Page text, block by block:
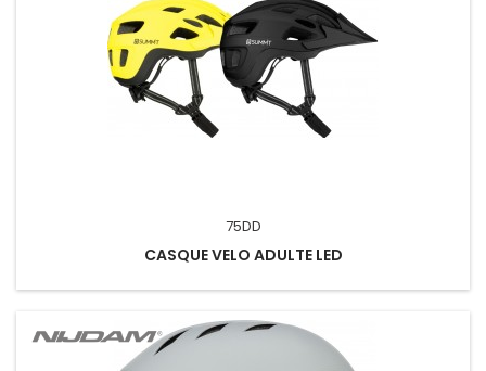
75DD
CASQUE VELO ADULTE LED